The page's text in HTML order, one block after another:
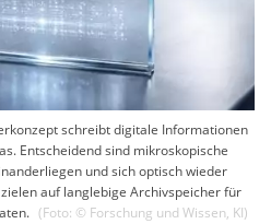
schreibt digitale Informationen
Entscheidend sind mikroskopische
und sich optisch wieder
auf langlebige Archivspeicher für
(Foto: © Forschung und Wissen, KI)